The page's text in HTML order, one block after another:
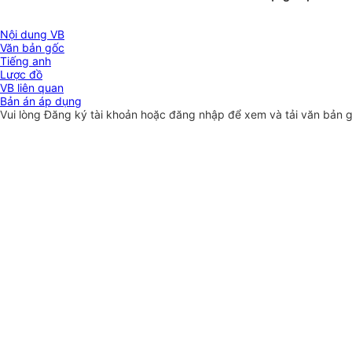
Nội dung VB
Văn bản gốc
Tiếng anh
Lược đồ
VB liên quan
Bản án áp dụng
Vui lòngĐăng ký tài khoản hoặc đăng nhập để xem và tải văn bản